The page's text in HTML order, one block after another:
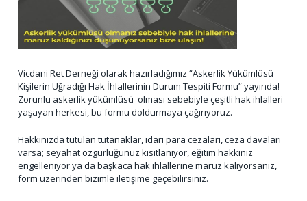
Vicdani Ret Derneği olarak hazırladığımız “Askerlik Yükümlüsü
Kişilerin Uğradığı Hak İhlallerinin Durum Tespiti Formu” yayında!
Zorunlu askerlik yükümlüsü olması sebebiyle çeşitli hak ihlalleri
yaşayan herkesi, bu formu doldurmaya çağırıyoruz.
Hakkınızda tutulan tutanaklar, idari para cezaları, ceza davaları
varsa; seyahat özgürlüğünüz kısıtlanıyor, eğitim hakkınız
engelleniyor ya da başkaca hak ihlallerine maruz kalıyorsanız,
form üzerinden bizimle iletişime geçebilirsiniz.